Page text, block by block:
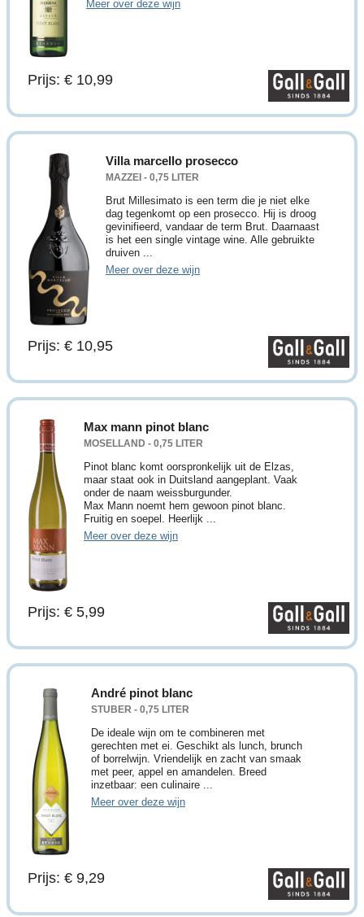
Meer over deze wijn
Prijs: € 10,99
Villa marcello prosecco
MAZZEI - 0,75 LITER
Brut Millesimato is een term die je niet elke
dag tegenkomt op een prosecco. Hij is droog
gevinifieerd, vandaar de term Brut. Daarnaast
is het een single vintage wine. Alle gebruikte
druiven ...
Meer over deze wijn
Prijs: € 10,95
Max mann pinot blanc
MOSELLAND - 0,75 LITER
Pinot blanc komt oorspronkelijk uit de Elzas,
maar staat ook in Duitsland aangeplant. Vaak
onder de naam weissburgunder.
Max Mann noemt hem gewoon pinot blanc.
Fruitig en soepel. Heerlijk ...
Meer over deze wijn
Prijs: € 5,99
André pinot blanc
STUBER - 0,75 LITER
De ideale wijn om te combineren met
gerechten met ei. Geschikt als lunch, brunch
of borrelwijn. Vriendelijk en zacht van smaak
met peer, appel en amandelen. Breed
inzetbaar: een culinaire ...
Meer over deze wijn
Prijs: € 9,29